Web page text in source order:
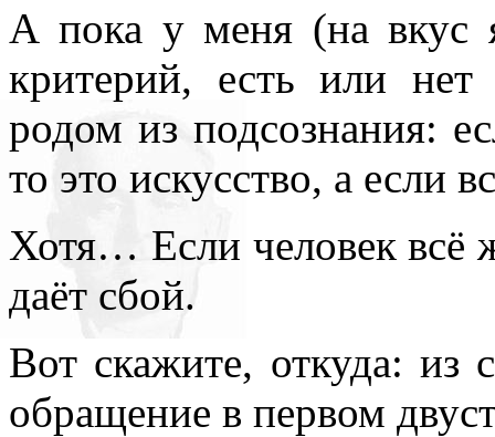
А пока у меня (на вкус
критерий, есть или нет
родом из подсознания:
то это искусство, а если
Хотя… Если человек всё
даёт сбой.
Вот скажите, откуда: из
обращение в первом